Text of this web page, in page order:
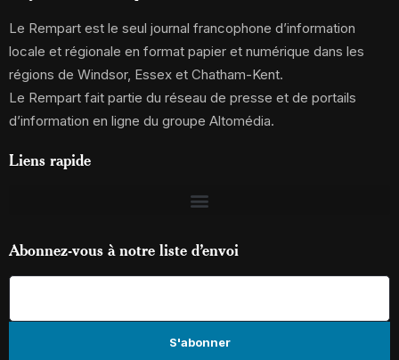
Le Rempart est le seul journal francophone d’information
locale et régionale en format papier et numérique dans les
régions de Windsor, Essex et Chatham-Kent.
Le Rempart fait partie du réseau de presse et de portails
d’information en ligne du groupe Altomédia.
Liens rapide
Abonnez-vous à notre liste d’envoi